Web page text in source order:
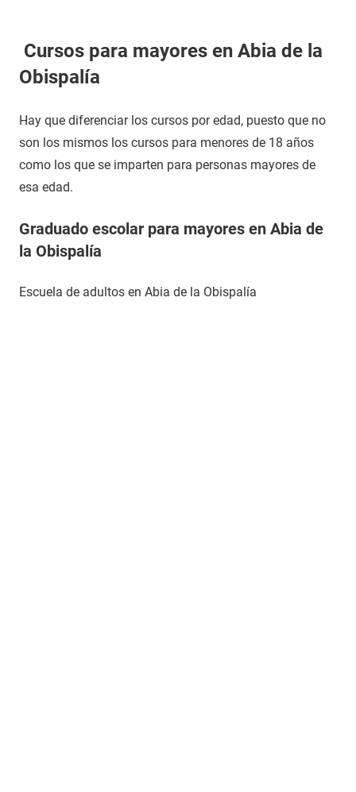
Cursos para mayores en Abia de la
Obispalía
Hay que diferenciar los cursos por edad, puesto que no
son los mismos los cursos para menores de 18 años
como los que se imparten para personas mayores de
esa edad.
Graduado escolar para mayores en Abia de
la Obispalía
Escuela de adultos en Abia de la Obispalía